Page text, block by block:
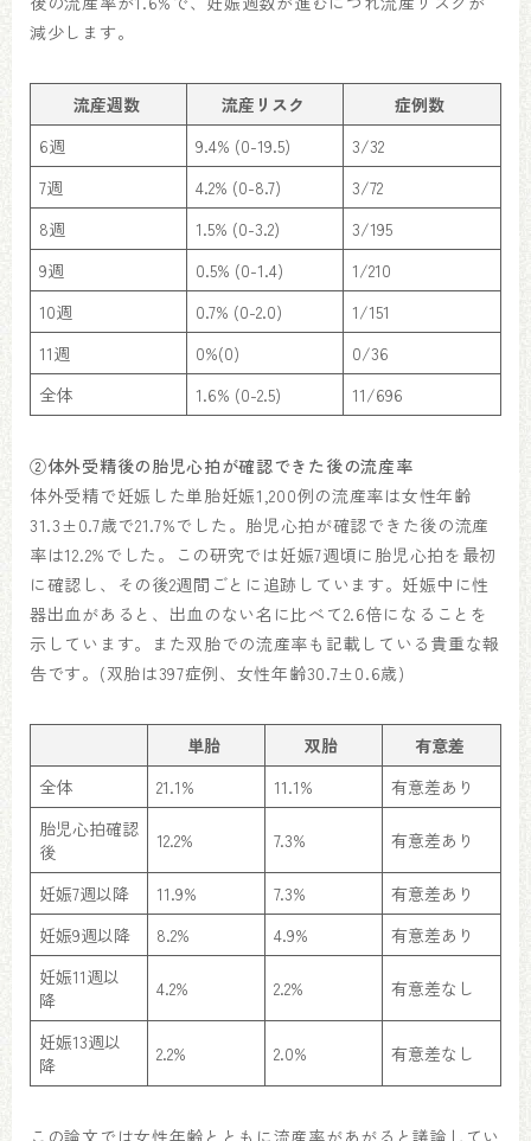
減少します。
流産週数 流産リスク
症例数
6週
9.4% (0-19.5)
3/32
7週
4.2% (0-8.7)
3/72
8週
1.5% (0-3.2)
3/195
9週
0.5% (0-1.4)
1/210
10週
0.7% (0-2.0)
1/151
11週
0%(0)
0/36
全体
1.6% (0-2.5) 11/696
②体外受精後の胎児心拍が確認できた後の流産率
体外受精で妊娠した単胎妊娠1,200例の流産率は女性年齢
31.3±0.7歳で21.7%でした。胎児心拍が確認できた後の流産
率は12.2%でした。この研究では妊娠7週頃に胎児心拍を最初
に確認し、その後2週間ごとに追跡しています。妊娠中に性
器出血があると、出血のない名に比べて2.6倍になることを
示しています。また双胎での流産率も記載している貴重な報
告です。(双胎は397症例、女性年齢30.7±0.6歳)
単胎 双胎
有意差
全体
21.1% 11.1%
有意差あり
胎児心拍確認
後
12.2% 7.3% 有意差あり
妊娠7週以降 11.9% 7.3%
有意差あり
妊娠9週以降
8.2% 4.9%
有意差あり
妊娠11週以
降
4.2% 2.2% 有意差なし
妊娠13週以
降
2.2% 2.0% 有意差なし
この論文では女性年齢とともに流産率があがると議論してい